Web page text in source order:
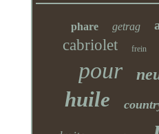
phare getrag
cabriolet frein
pour
huile